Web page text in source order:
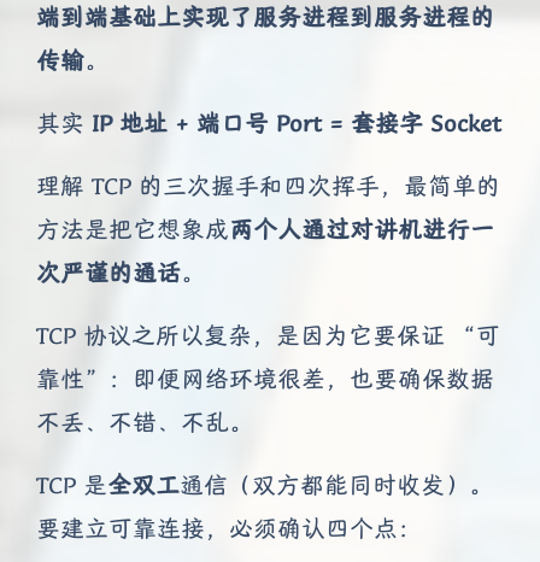
端到端基础上实现了服务进程到服务进程的
传输。
其实 IP 地址 + 端口号 Port = 套接字 Socket
理解 TCP 的三次握手和四次挥手，最简单的
方法是把它想象成两个人通过对讲机进行一
次严谨的通话。
TCP 协议之所以复杂，是因为它要保证 “可
靠性”：即便网络环境很差，也要确保数据
不丢、不错、不乱。
TCP 是全双工通信（双方都能同时收发）。
要建立可靠连接，必须确认四个点：